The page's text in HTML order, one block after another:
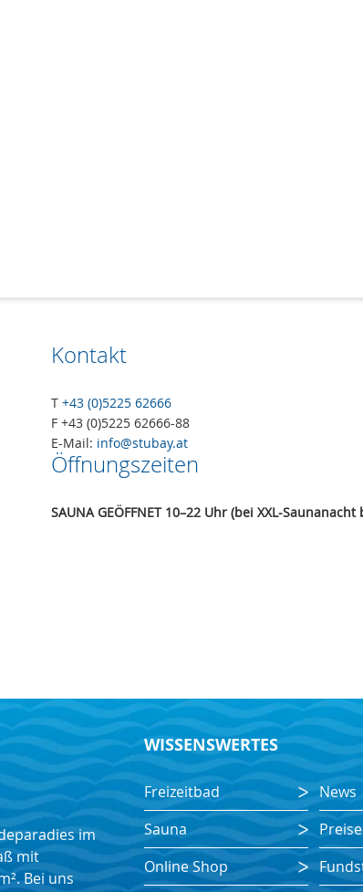
Kontakt
T +43 (0)5225 62666
F +43 (0)5225 62666-88
E-Mail: info@stubay.at
Öffnungszeiten
SAUNA GEÖFFNET 10–22 Uhr (bei XXL-
im
mit
Bei uns
WISSENSWERTES
Freizeitbad
Sauna
Online Shop
News
Preise